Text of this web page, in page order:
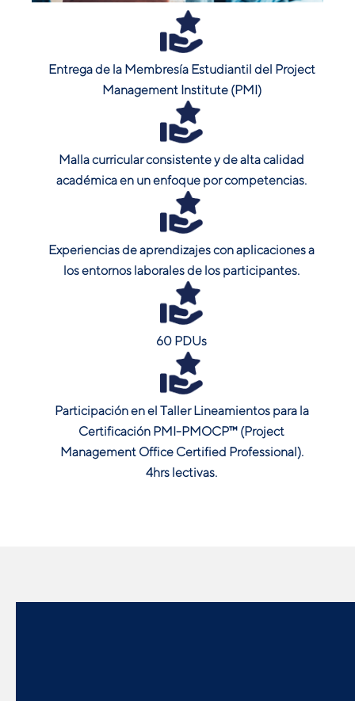
Entrega de la Membresía Estudiantil del Project
Management Institute (PMI)
Malla curricular consistente y de alta calidad
académica en un enfoque por competencias.
Experiencias de aprendizajes con aplicaciones a
los entornos laborales de los participantes.
60 PDUs
Participación en el Taller Lineamientos para la
Certificación PMI-PMOCP™ (Project
Management Office Certified Professional).
4hrs lectivas.